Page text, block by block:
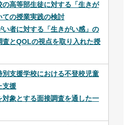
の高等部生徒に対する「生きが
ての授業実践の検討
者に対する「生きがい感」の
査とQOLの視点を取り入れた授
別支援学校における不登校児童
支援
象とする面接調査を通した一